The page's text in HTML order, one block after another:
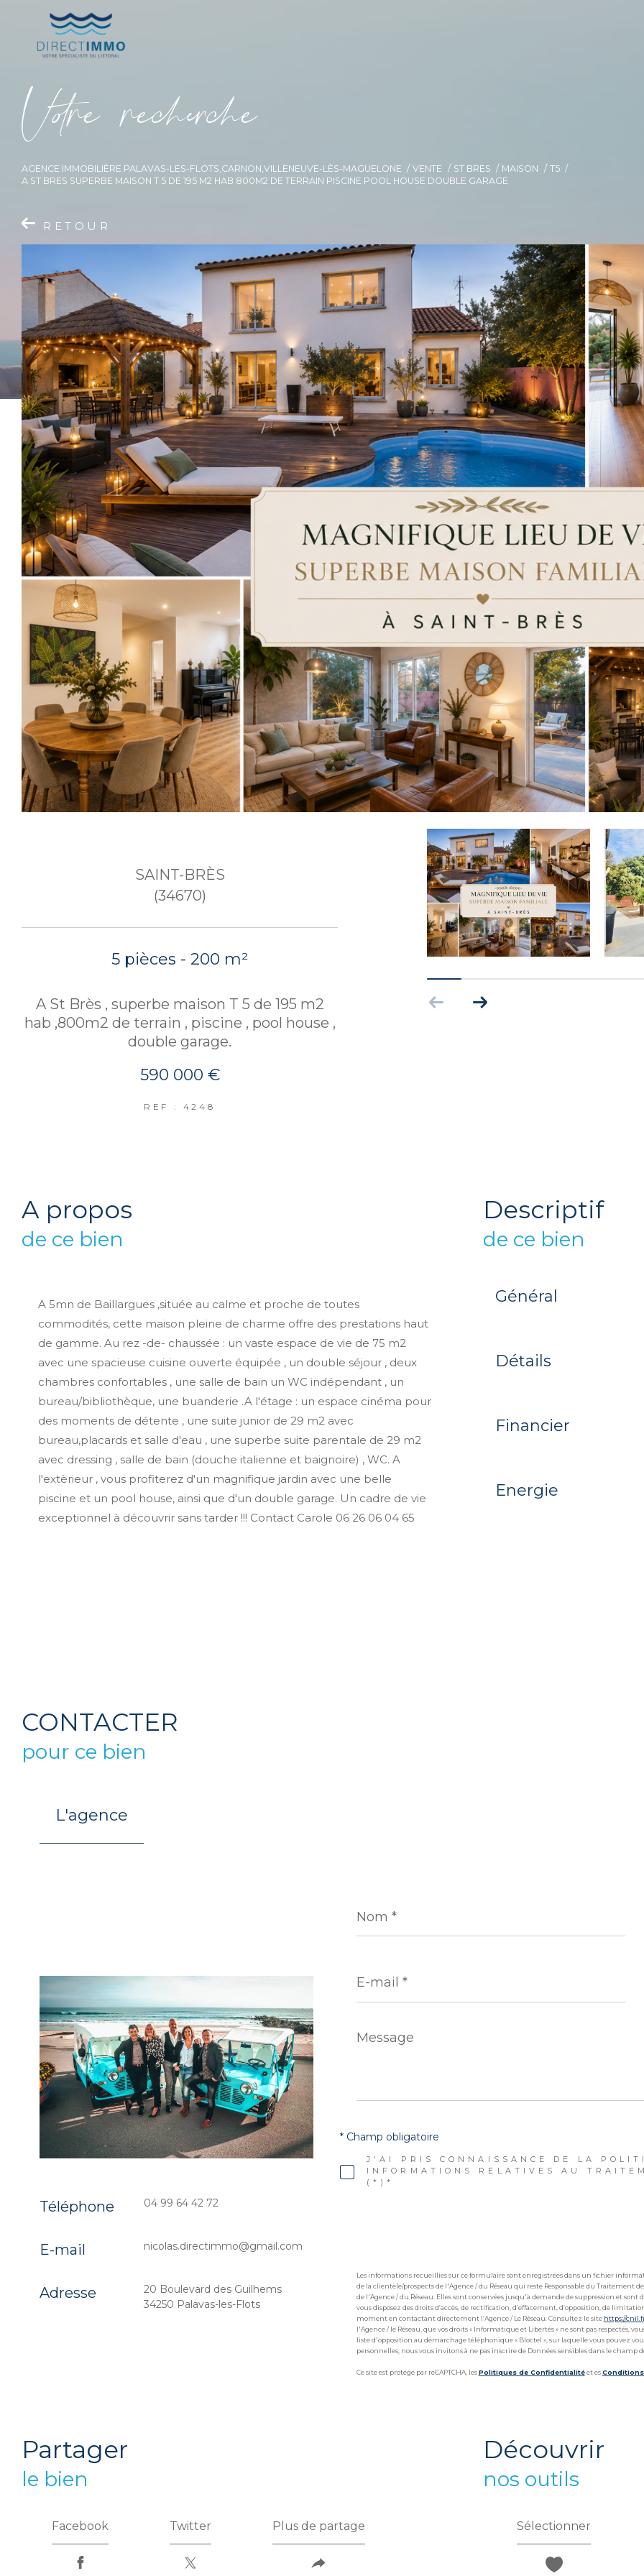
Vore recece
AGENCE IMMOBILIÈRE PALAVAS-LES-FLOTS,CARNON,VILLENEUVE-LÈS-MAGUELONE VENTE ST BRES MAISON
T5
A ST BRES SUPERBE MAISON T 5 DE 195 M2 HAB 800M2 DE TERRAIN PISCINE POOL HOUSE DOUBLE GARAGE
RETOUR
SAINT-BRÈS
(34670)
5 pièces - 200 m²
A St Brès , superbe maison T 5 de 195 m2
hab ,800m2 de terrain , piscine , pool house ,
double garage.
590 000 €
REF : 4248
a propos
de ce bien
A 5mn de Baillargues ,située au calme et proche de toutes
commodités, cette maison pleine de charme offre des prestations haut
de gamme. Au rez -de- chaussée : un vaste espace de vie de 75 m2
avec une spacieuse cuisine ouverte équipée , un double séjour , deux
chambres confortables , une salle de bain un WC indépendant , un
bureau/bibliothèque, une buanderie .A l'étage : un espace cinéma pour
des moments de détente , une suite junior de 29 m2 avec
bureau,placards et salle d'eau , une superbe suite parentale de 29 m2
avec dressing , salle de bain (douche italienne et baignoire) , WC. A
l'extèrieur , vous profiterez d'un magnifique jardin avec une belle
piscine et un pool house, ainsi que d'un double garage. Un cadre de vie
exceptionnel à découvrir sans tarder !!! Contact Carole 06 26 06 04 65
descriptif
de ce bien
Général
Détails
Financier
Energie
CONTACTER
pour ce bien
L'agence
Téléphone 04 99 64 42 72
E-mail nicolas.directimmo@gmail.com
Adresse
20 Boulevard des Guilhems
34250 Palavas-les-Flots
*
mail
*
Message
*
J'AI PRIS CONNAISSANCE DE LA
INFORMATIONS RELATIVES AU
(*)*
* Champ obligatoire
Les informations recueillies sur ce formulaire sont enregistrées dans un fichier
de la clientèle/prospects de l'Agence / du Réseau qui reste Responsable du
de l'Agence / du Réseau. Elles sont conservées jusqu'à demande de suppression et
vous disposez des droits d’accès, de rectification, d’effacement, d’opposition, de
moment en contactant directement l’Agence / Le Réseau. Consultez le site https://
l'Agence / le Réseau, que vos droits « Informatique et Libertés » ne sont pas respectés,
liste d'opposition au démarchage téléphonique « Bloctel », sur laquelle vous pouvez
personnelles, nous vous invitons à ne pas inscrire de Données sensibles dans le champ
Ce site est protégé par reCAPTCHA, lesPolitiques de Confidentialitéet es
partager
le bien
Facebook Twitter Plus de partage
découvrir
nos outils
Sélectionner